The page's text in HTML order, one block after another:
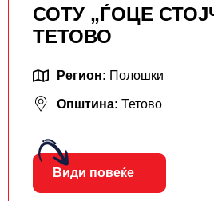
СОТУ „ЃОЦЕ
ТЕТОВО
Регион: Полошки
Општина: Тетово
Види повеќе